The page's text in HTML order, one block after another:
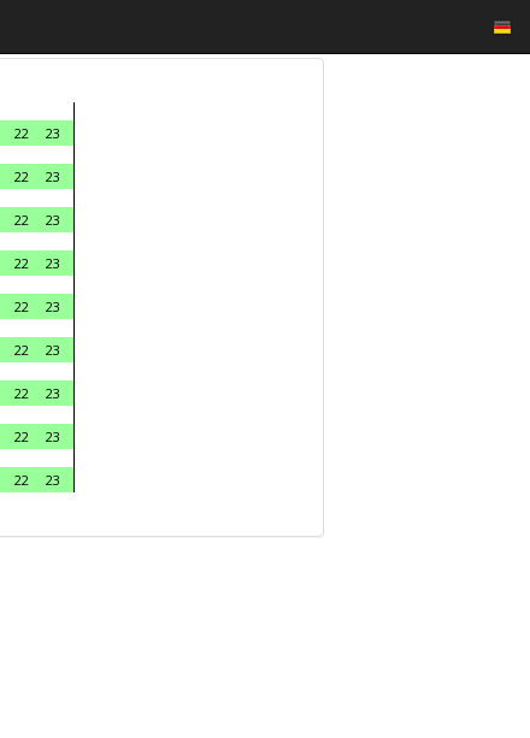
22
23
22
23
22
23
22
23
22
23
22
23
22
23
22
23
22
23